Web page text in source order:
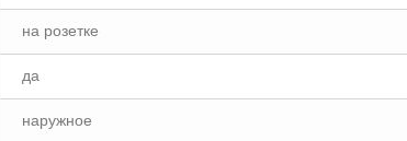
на розетке
да
наружное